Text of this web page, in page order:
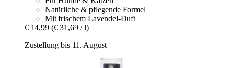
Natürliche & pflegende Formel
Mit frischem Lavendel-Duft
€ 14,99 (€ 31,69 / l)
Zustellung bis 11. August